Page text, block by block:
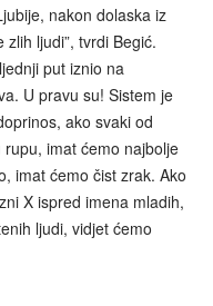
nakon dolaska iz
ljudi”, tvrdi Begić.
put iznio na
U pravu su! Sistem je
ako svaki od
imat ćemo najbolje
imat ćemo čist zrak. Ako
X ispred imena mladih,
ljudi, vidjet ćemo